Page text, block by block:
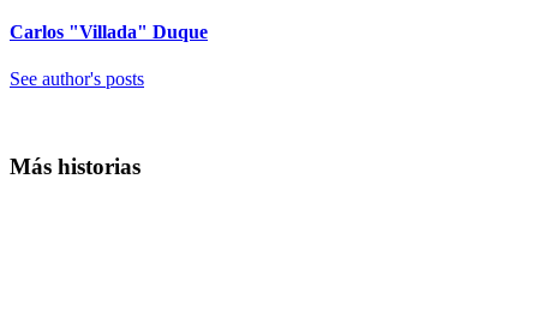
Carlos "Villada" Duque
See author's posts
Más historias